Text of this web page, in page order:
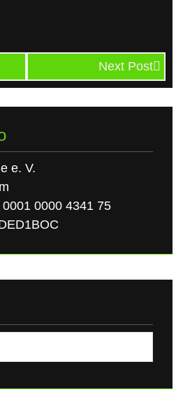
Next Post
e. V.
0000 4341 75